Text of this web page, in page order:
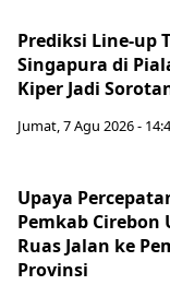
Prediksi Line-up
Singapura di
Kiper Jadi
Jumat, 7 Agu 2026 -
Upaya
Pemkab Cirebon
Ruas Jalan ke
Provinsi